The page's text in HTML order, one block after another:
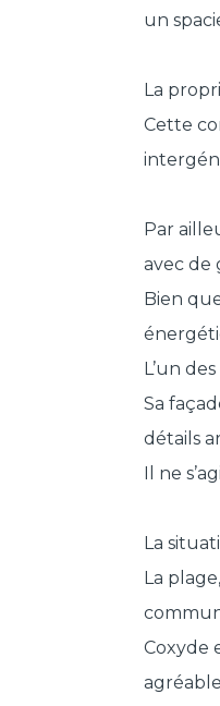
un
La
Cette
Par
avec de
Bien
L’un
Sa
détails
Il ne
La
La
Coxyde